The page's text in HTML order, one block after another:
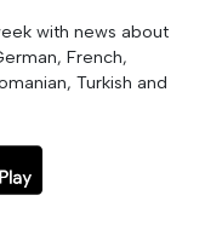
with news about
French,
Turkish and